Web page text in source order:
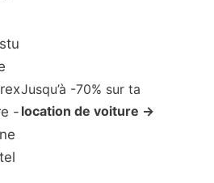
Jusqu’à -70% sur ta
location de voiture →